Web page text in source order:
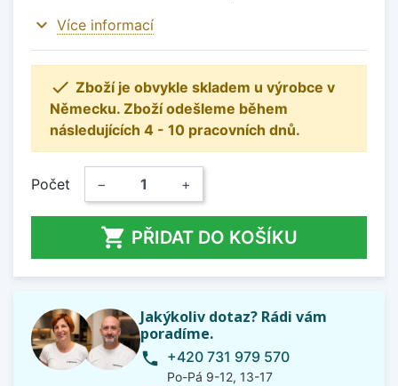
expand_more Více informací
 Zboží je obvykle skladem u výrobce v
Německu. Zboží odešleme během
následujících 4 - 10 pracovních dnů.
Počet − +
 PŘIDAT DO KOŠÍKU
Jakýkoliv dotaz? Rádi vám
poradíme.
phone +420 731 979 570
Po-Pá 9-12, 13-17